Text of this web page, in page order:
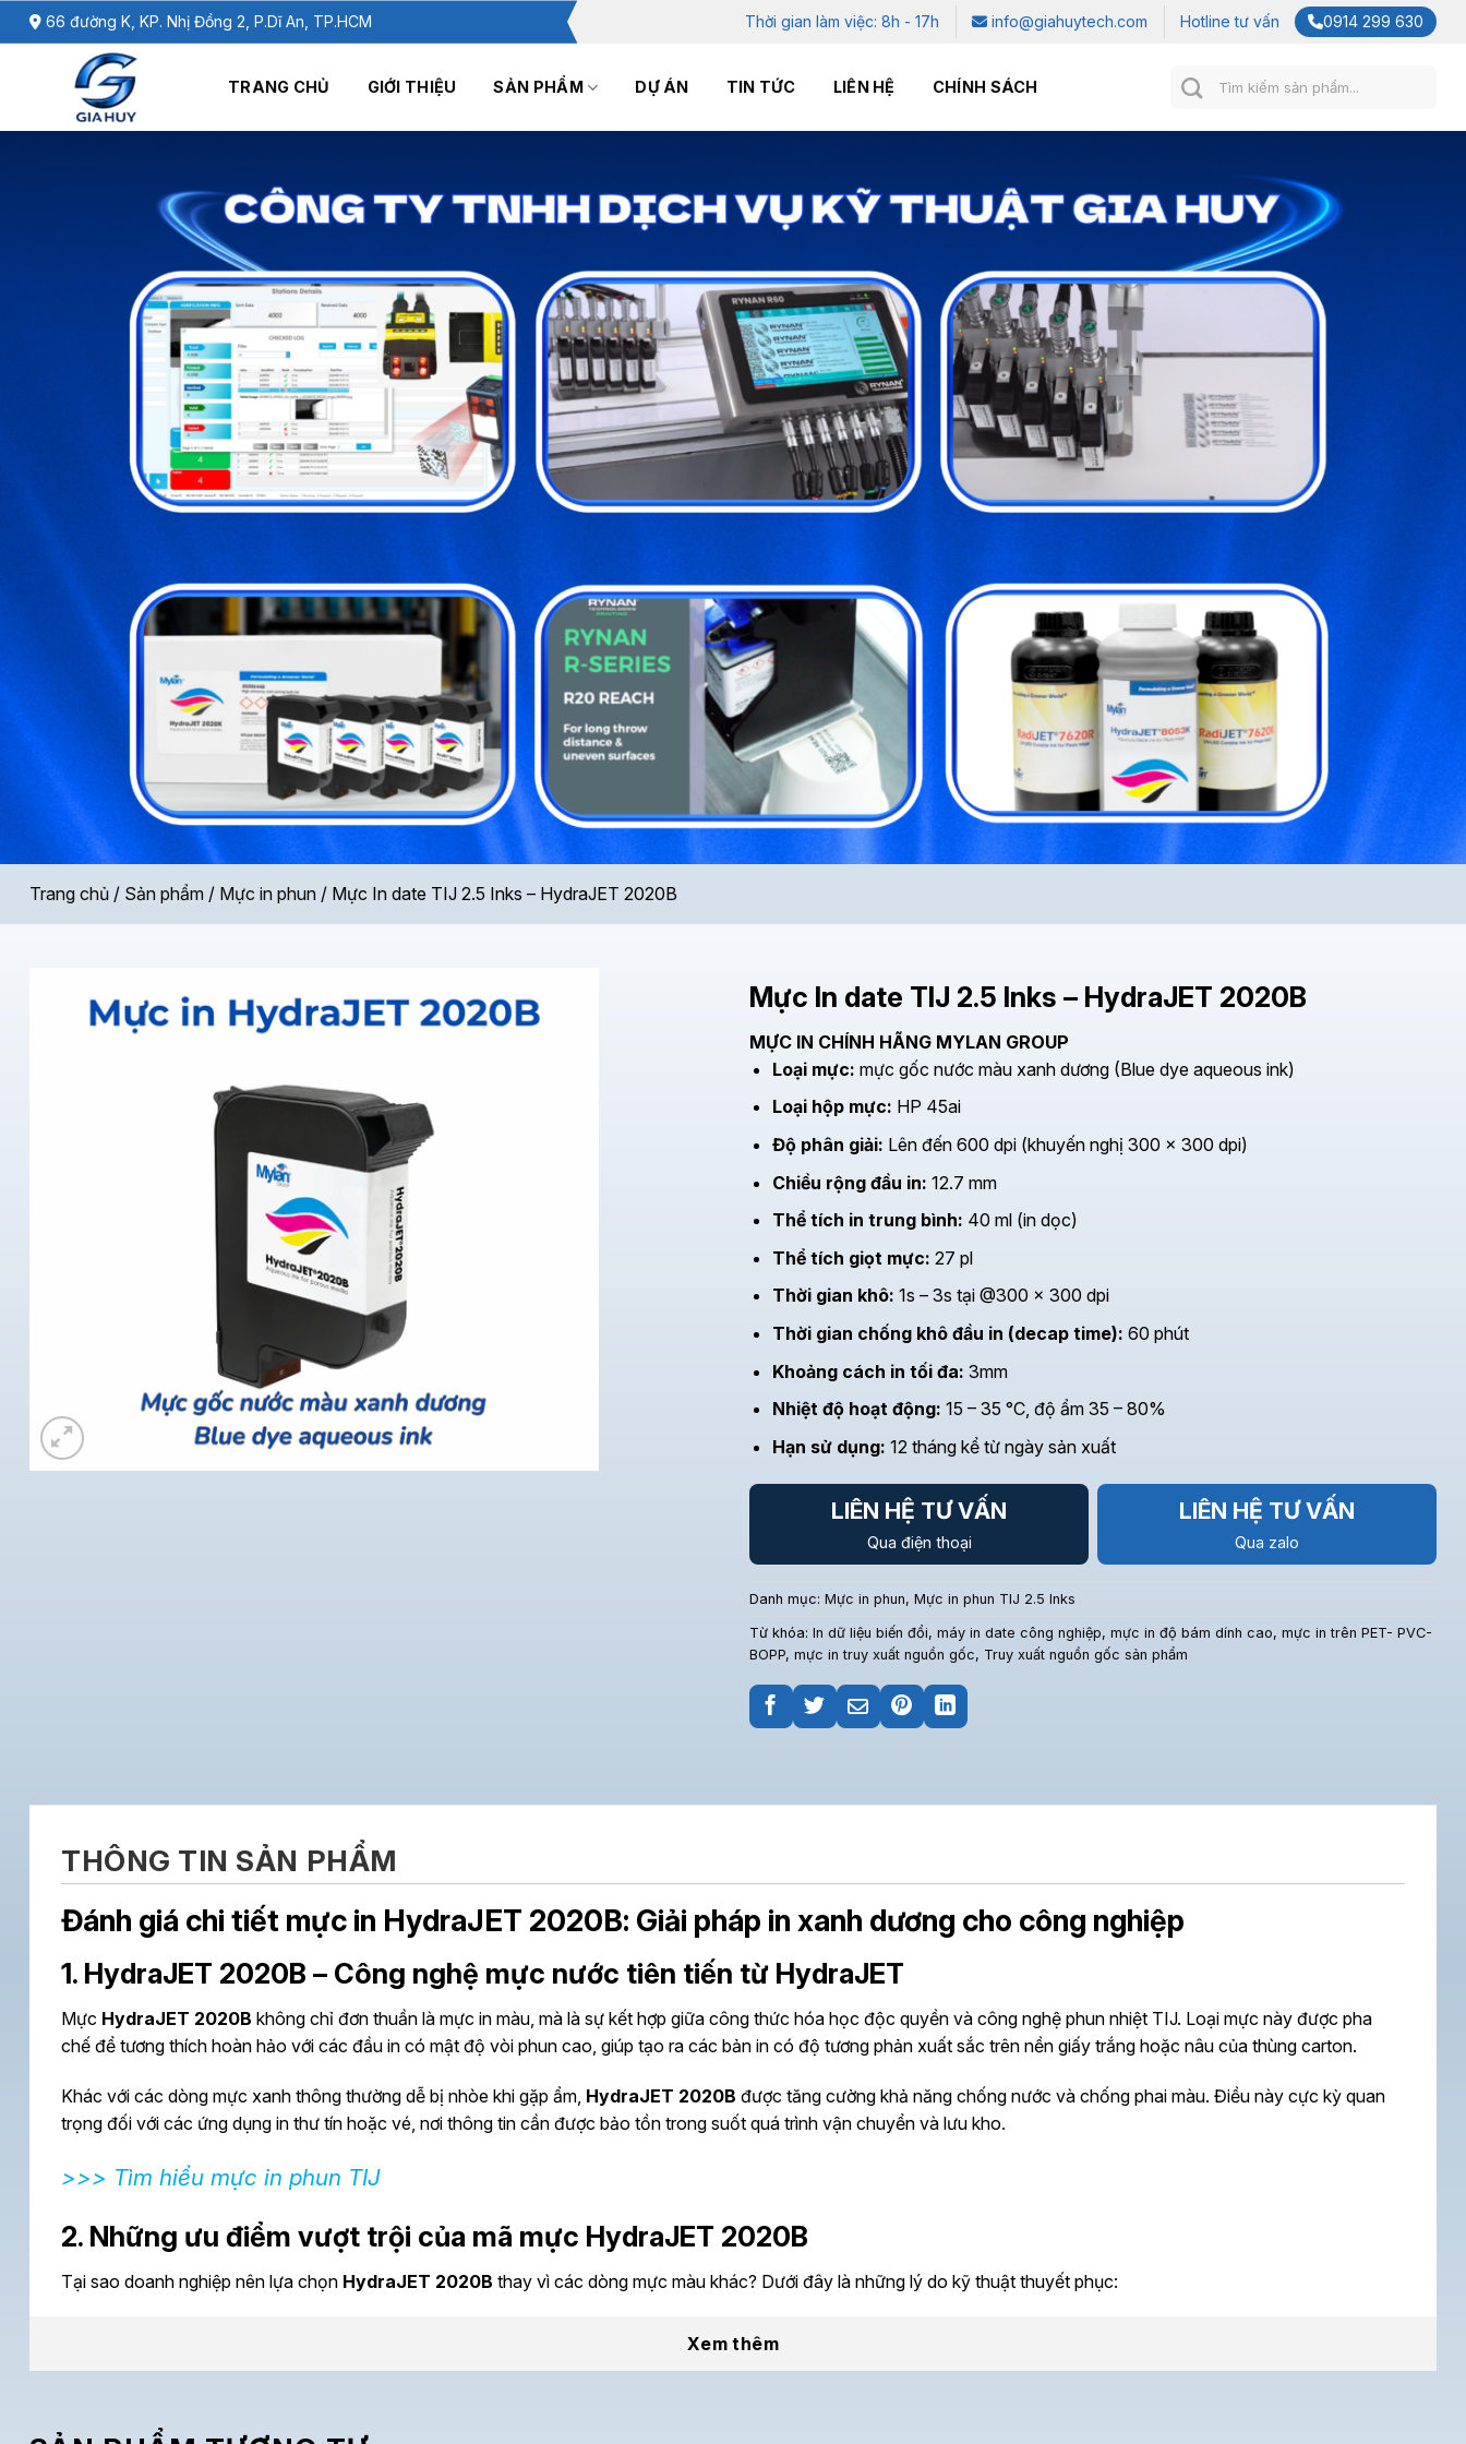
Chuyển
đến
66 đường K, KP. Nhị Đồng 2, P.Dĩ An, TP.HCM Thời gian làm việc: 8h - 17h info@giahuytech.com Hotline tư vấn 0914 299 630
TRANG CHỦ GIỚI THIỆU SẢN PHẨM DỰ ÁN TIN TỨC LIÊN HỆ CHÍNH SÁCH
Tìm
Trang chủ / Sản phẩm / Mực in phun / Mực In date TIJ 2.5 Inks – HydraJET 2020B
Mực In date TIJ 2.5 Inks – HydraJET 2020B
MỰC IN CHÍNH HÃNG MYLAN GROUP
Loại mực: mực gốc nước màu xanh dương (Blue dye aqueous ink)
Loại hộp mực: HP 45ai
Độ phân giải: Lên đến 600 dpi (khuyến nghị 300 × 300 dpi)
Chiều rộng đầu in: 12.7 mm
Thể tích in trung bình: 40 ml (in dọc)
Thể tích giọt mực: 27 pl
Thời gian khô: 1s – 3s tại @300 x 300 dpi
Thời gian chống khô đầu in (decap time): 60 phút
Khoảng cách in tối đa: 3mm
Nhiệt độ hoạt động: 15 – 35 °C, độ ẩm 35 – 80%
Hạn sử dụng: 12 tháng kể từ ngày sản xuất
LIÊN HỆ TƯ VẤN
Qua điện thoại
LIÊN HỆ TƯ VẤN
Qua zalo
Danh mục: Mực in phun, Mực in phun TIJ 2.5 Inks
Từ khóa: In dữ liệu biến đổi, máy in date công nghiệp, mực in độ bám dính cao, mực in trên PET- PVC-
BOPP, mực in truy xuất nguồn gốc, Truy xuất nguồn gốc sản phẩm
THÔNG TIN SẢN PHẨM
Đánh giá chi tiết mực in HydraJET 2020B: Giải pháp in xanh dương cho công nghiệp
1. HydraJET 2020B – Công nghệ mực nước tiên tiến từ HydraJET
Mực HydraJET 2020B không chỉ đơn thuần là mực in màu, mà là sự kết hợp giữa công thức hóa học độc quyền và công nghệ phun nhiệt TIJ. Loại mực này được pha
chế để tương thích hoàn hảo với các đầu in có mật độ vòi phun cao, giúp tạo ra các bản in có độ tương phản xuất sắc trên nền giấy trắng hoặc nâu của thùng carton.
Khác với các dòng mực xanh thông thường dễ bị nhòe khi gặp ẩm, HydraJET 2020B được tăng cường khả năng chống nước và chống phai màu. Điều này cực kỳ quan
trọng đối với các ứng dụng in thư tín hoặc vé, nơi thông tin cần được bảo tồn trong suốt quá trình vận chuyển và lưu kho.
>>> Tìm hiểu mực in phun TIJ
2. Những ưu điểm vượt trội của mã mực HydraJET 2020B
Tại sao doanh nghiệp nên lựa chọn HydraJET 2020B thay vì các dòng mực màu khác? Dưới đây là những lý do kỹ thuật thuyết phục:
Một trong những ưu điểm lớn nhất của
xuất, ngăn chặn tình trạng lem mực khi các sản phẩm chồng lên nhau trên băng tải.
Xem thêm